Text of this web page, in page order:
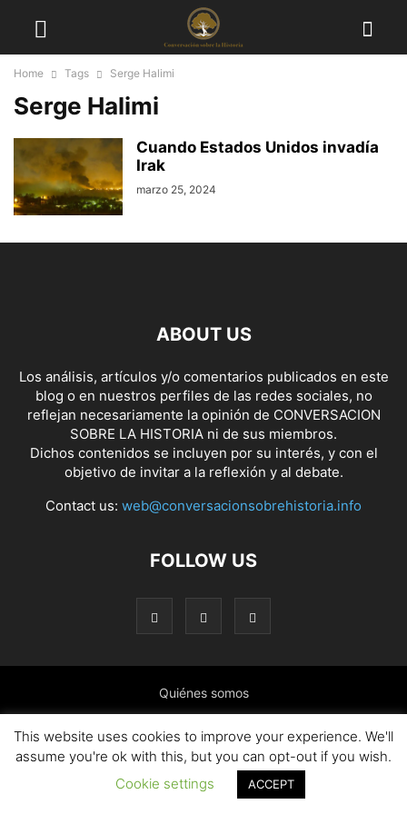
Home Tags Serge Halimi
Serge Halimi
Cuando Estados Unidos invadía
Irak
marzo 25, 2024
ABOUT US
Los análisis, artículos y/o comentarios publicados en este
blog o en nuestros perfiles de las redes sociales, no
reflejan necesariamente la opinión de CONVERSACION
SOBRE LA HISTORIA ni de sus miembros.
Dichos contenidos se incluyen por su interés, y con el
objetivo de invitar a la reflexión y al debate.
Contact us: web@conversacionsobrehistoria.info
FOLLOW US
Quiénes somos
Colaborar en el blog Contacto Política de cookies
This website uses cookies to improve your experience. We'll
assume you're ok with this, but you can opt-out if you wish.
Cookie settings
ACCEPT